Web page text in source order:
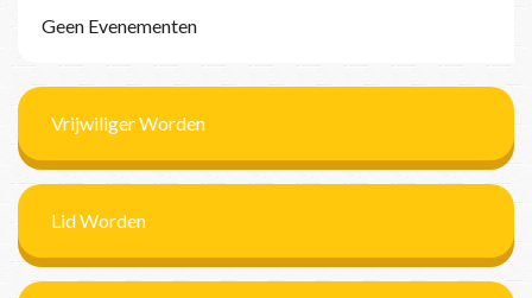
Geen Evenementen
Vrijwiliger Worden
Lid Worden